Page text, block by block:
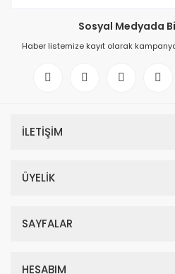
Sosyal Medyada
Haber listemize kayıt olarak
İLETİŞİM
ÜYELİK
SAYFALAR
HESABIM